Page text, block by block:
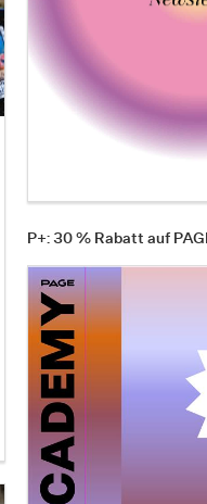
P+: 30 % Rabatt auf